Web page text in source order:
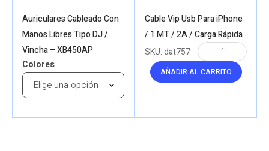
Auriculares Cableado Con
Manos Libres Tipo DJ /
Vincha – XB450AP
Colores
Cable Vip Usb Para iPhone
/ 1 MT / 2A / Carga Rápida
AÑADIR AL CARRITO
SKU:dat757